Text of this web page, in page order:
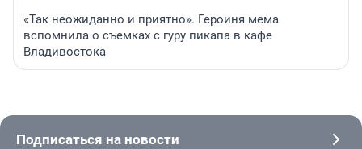
«Так неожиданно и приятно». Героиня мема
вспомнила о съемках с гуру пикапа в кафе
Владивостока
Подписаться на новости